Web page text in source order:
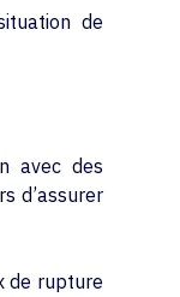
de
avec des
d’assurer
de rupture